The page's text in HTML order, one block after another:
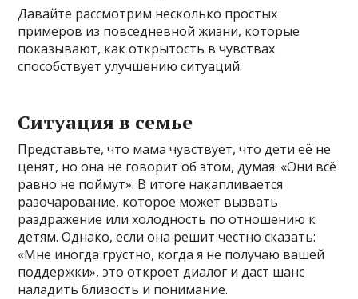
Давайте рассмотрим несколько простых
примеров из повседневной жизни, которые
показывают, как открытость в чувствах
способствует улучшению ситуаций.
Ситуация в семье
Представьте, что мама чувствует, что дети её не
ценят, но она не говорит об этом, думая: «Они всё
равно не поймут». В итоге накапливается
разочарование, которое может вызвать
раздражение или холодность по отношению к
детям. Однако, если она решит честно сказать:
«Мне иногда грустно, когда я не получаю вашей
поддержки», это откроет диалог и даст шанс
наладить близость и понимание.